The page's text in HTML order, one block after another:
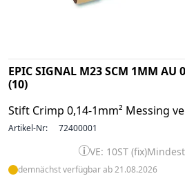
EPIC SIGNAL M23 SCM 1MM AU
(10)
Stift Crimp 0,14-1mm² Messing
Artikel-Nr: 72400001
VE: 10ST (fix)
demnächst verfügbar ab 21.08.2026